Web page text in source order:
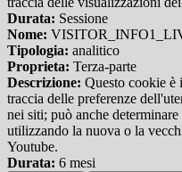
Durata: Sessione
Nome:
Tipologia: analitico
Proprieta: Terza-parte
Descrizione: Questo cookie è
traccia delle preferenze
nei siti; può anche
utilizzando la nuova o la
Youtube.
Durata: 6 mesi